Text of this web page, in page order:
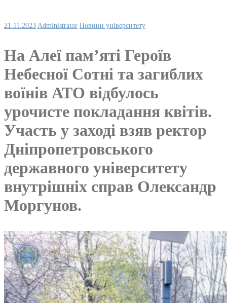
21.11.2023 Administrator Новини університету
На Алеї пам’яті Героїв
Небесної Сотні та загиблих
воїнів АТО відбулось
урочисте покладання квітів.
Участь у заході взяв ректор
Дніпропетровського
державного університету
внутрішніх справ Олександр
Моргунов.